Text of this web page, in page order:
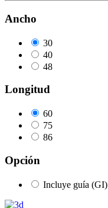
Ancho
30
40
48
Longitud
60
75
86
Opción
Incluye guía (GI)